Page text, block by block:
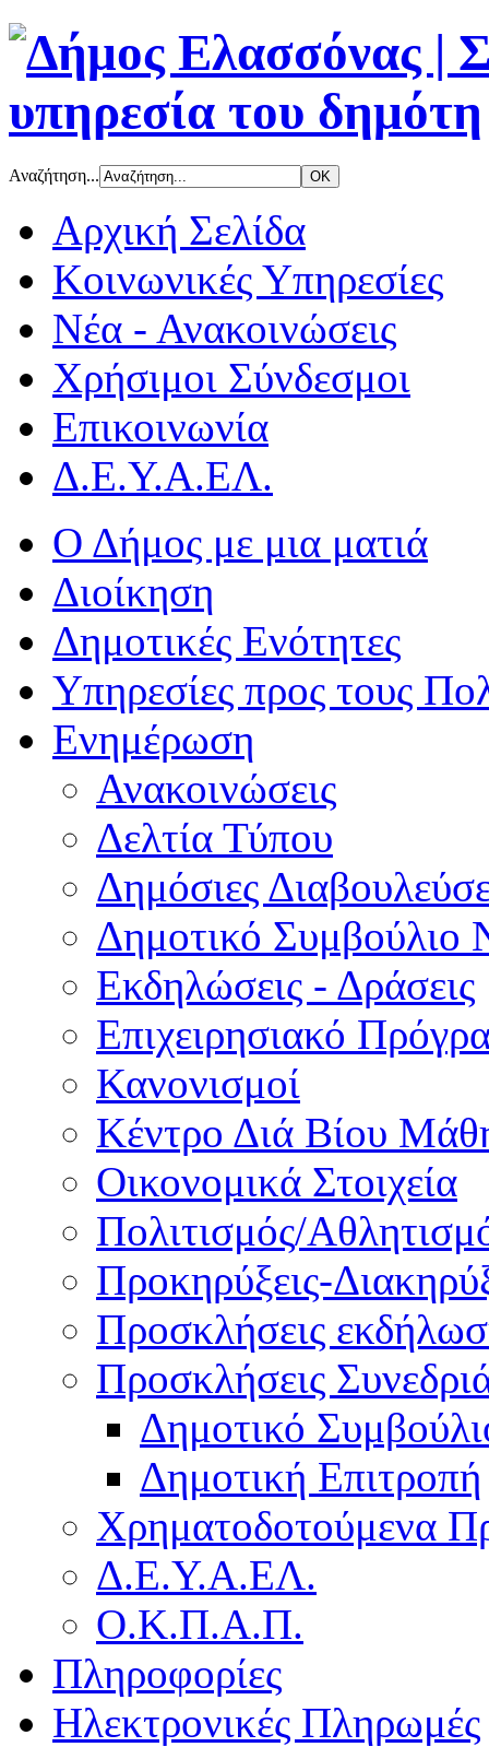
Αναζήτηση...
Αρχική Σελίδα
Κοινωνικές Υπηρεσίες
Νέα - Ανακοινώσεις
Χρήσιμοι Σύνδεσμοι
Επικοινωνία
Δ.Ε.Υ.Α.ΕΛ.
Ο Δήμος με μια ματιά
Διοίκηση
Δημοτικές Ενότητες
Υπηρεσίες προς τους
Ενημέρωση
Ανακοινώσεις
Δελτία Τύπου
Δημόσιες
Δημοτικό Συμβούλιο
Εκδηλώσεις - Δράσεις
Επιχειρησιακό
Κανονισμοί
Κέντρο Διά Βίου
Οικονομικά Στοιχεία
Πολιτισμός/
Προκηρύξεις-
Προσκλήσεις
Προσκλήσεις
Δημοτικό
Δημοτική Επιτροπή
Χρηματοδοτούμενα
Δ.Ε.Υ.Α.ΕΛ.
Ο.Κ.Π.Α.Π.
Πληροφορίες
Ηλεκτρονικές Πληρωμές